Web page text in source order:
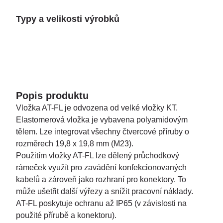
Typy a velikosti výrobků
Popis produktu
Vložka AT-FL je odvozena od velké vložky KT.
Elastomerová vložka je vybavena polyamidovým
tělem. Lze integrovat všechny čtvercové příruby o
rozměrech 19,8 x 19,8 mm (M23).
Použitím vložky AT-FL lze dělený průchodkový
rámeček využít pro zavádění konfekcionovaných
kabelů a zároveň jako rozhraní pro konektory. To
může ušetřit další výřezy a snížit pracovní náklady.
AT-FL poskytuje ochranu až IP65 (v závislosti na
použité přírubě a konektoru).